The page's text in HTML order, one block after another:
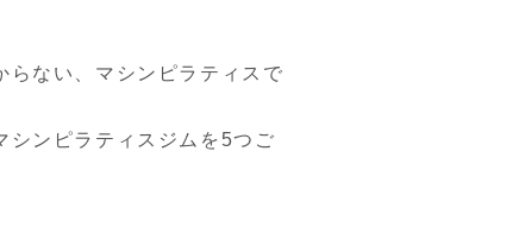
らない、マシンピラティスで
シンピラティスジムを5つご